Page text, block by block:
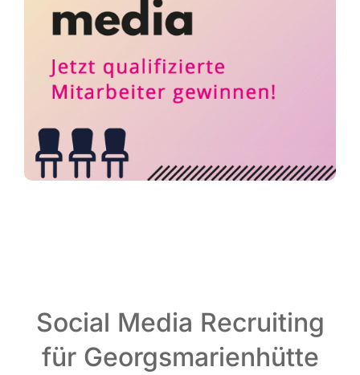
Social Media Recruiting
für Georgsmarienhütte